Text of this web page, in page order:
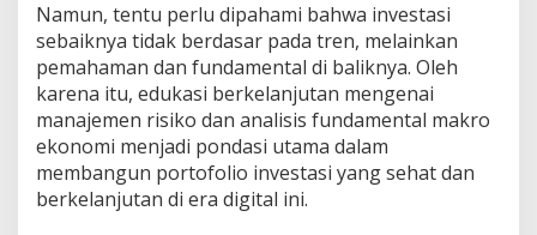
Namun, tentu perlu dipahami bahwa investasi
sebaiknya tidak berdasar pada tren, melainkan
pemahaman dan fundamental di baliknya. Oleh
karena itu, edukasi berkelanjutan mengenai
manajemen risiko dan analisis fundamental makro
ekonomi menjadi pondasi utama dalam
membangun portofolio investasi yang sehat dan
berkelanjutan di era digital ini.